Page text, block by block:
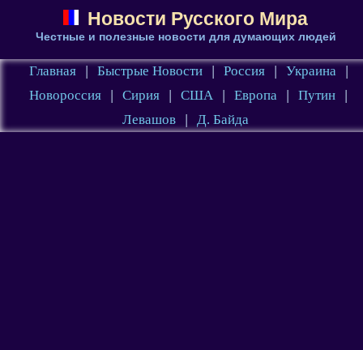
Новости Русского Мира
Честные и полезные новости для думающих людей
Главная | Быстрые Новости | Россия | Украина
|
Новороссия
| Сирия | США | Европа | Путин
|
Левашов
| Д. Байда